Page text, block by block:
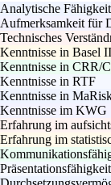
Analytische
Aufmerksamkeit für
Technisches
Kenntnisse in Basel
Kenntnisse in CRR/
Kenntnisse in RTF
Kenntnisse in
Kenntnisse im KWG
Erfahrung im
Erfahrung im
Präsentationsfähigkeit